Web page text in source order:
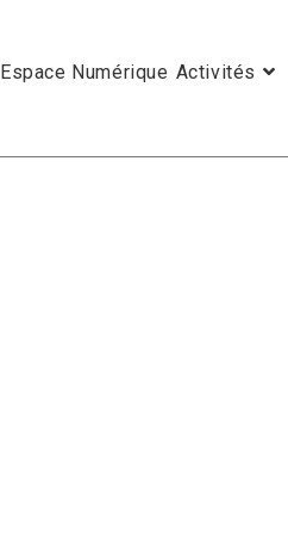
Espace Numérique Activités